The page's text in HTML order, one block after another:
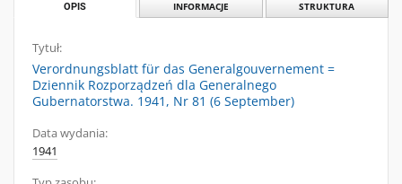
OPIS INFORMACJE STRUKTURA
Tytuł:
Verordnungsblatt für das Generalgouvernement =
Dziennik Rozporządzeń dla Generalnego
Gubernatorstwa. 1941, Nr 81 (6 September)
Data wydania:
1941